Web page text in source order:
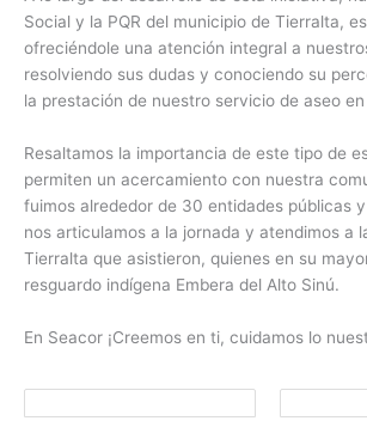
Social y la PQR del municipio de Tierralta,
ofreciéndole una atención integral a
resolviendo sus dudas y conociendo su
la prestación de nuestro servicio de aseo
Resaltamos la importancia de este tipo de
permiten un acercamiento con nuestra
fuimos alrededor de 30 entidades públicas
nos articulamos a la jornada y atendimos a
Tierralta que asistieron, quienes en su
resguardo indígena Embera del Alto Sinú.
En Seacor ¡Creemos en ti, cuidamos lo